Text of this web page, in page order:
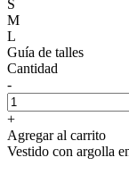
S
M
L
Guía de talles
Cantidad
-
+
Agregar al carrito
Vestido con argolla